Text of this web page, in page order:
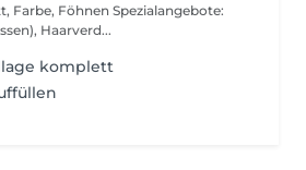
Spezialangebote:
Haarverd...
komplett